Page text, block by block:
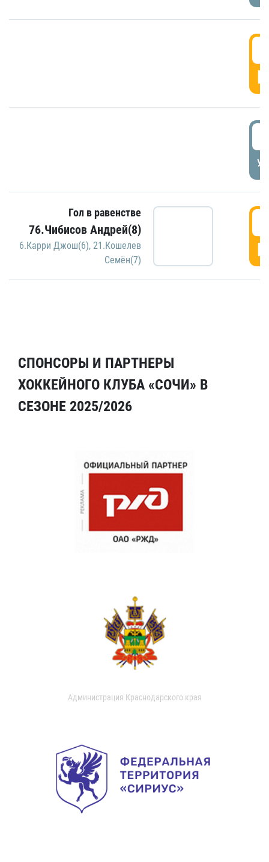
Гол в равенстве
76.Чибисов Андрей(8)
6.Карри Джош(6), 21.Кошелев
Семён(7)
СПОНСОРЫ И ПАРТНЕРЫ
ХОККЕЙНОГО КЛУБА «СОЧИ» В
СЕЗОНЕ 2025/2026
Администрация Краснодарского края